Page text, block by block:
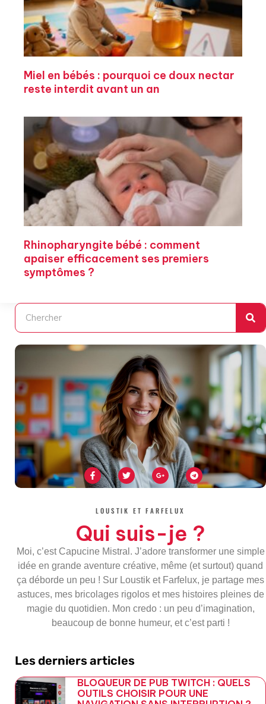
Miel en bébés : pourquoi ce doux nectar
reste interdit avant un an
Rhinopharyngite bébé : comment
apaiser efficacement ses premiers
symptômes ?
Rechercher
F
a
c
e
o
-
f
T
w
i
t
r
G
o
o
g
-
u
-
g
T
e
l
e
LOUSTIK ET FARFELUX
Qui suis-je ?
Moi, c’est Capucine Mistral. J’adore transformer une simple
idée en grande aventure créative, même (et surtout) quand
ça déborde un peu ! Sur Loustik et Farfelux, je partage mes
astuces, mes bricolages rigolos et mes histoires pleines de
magie du quotidien. Mon credo : un peu d’imagination,
beaucoup de bonne humeur, et c’est parti !
Les derniers articles
BLOQUEUR DE PUB TWITCH : QUELS
OUTILS CHOISIR POUR UNE